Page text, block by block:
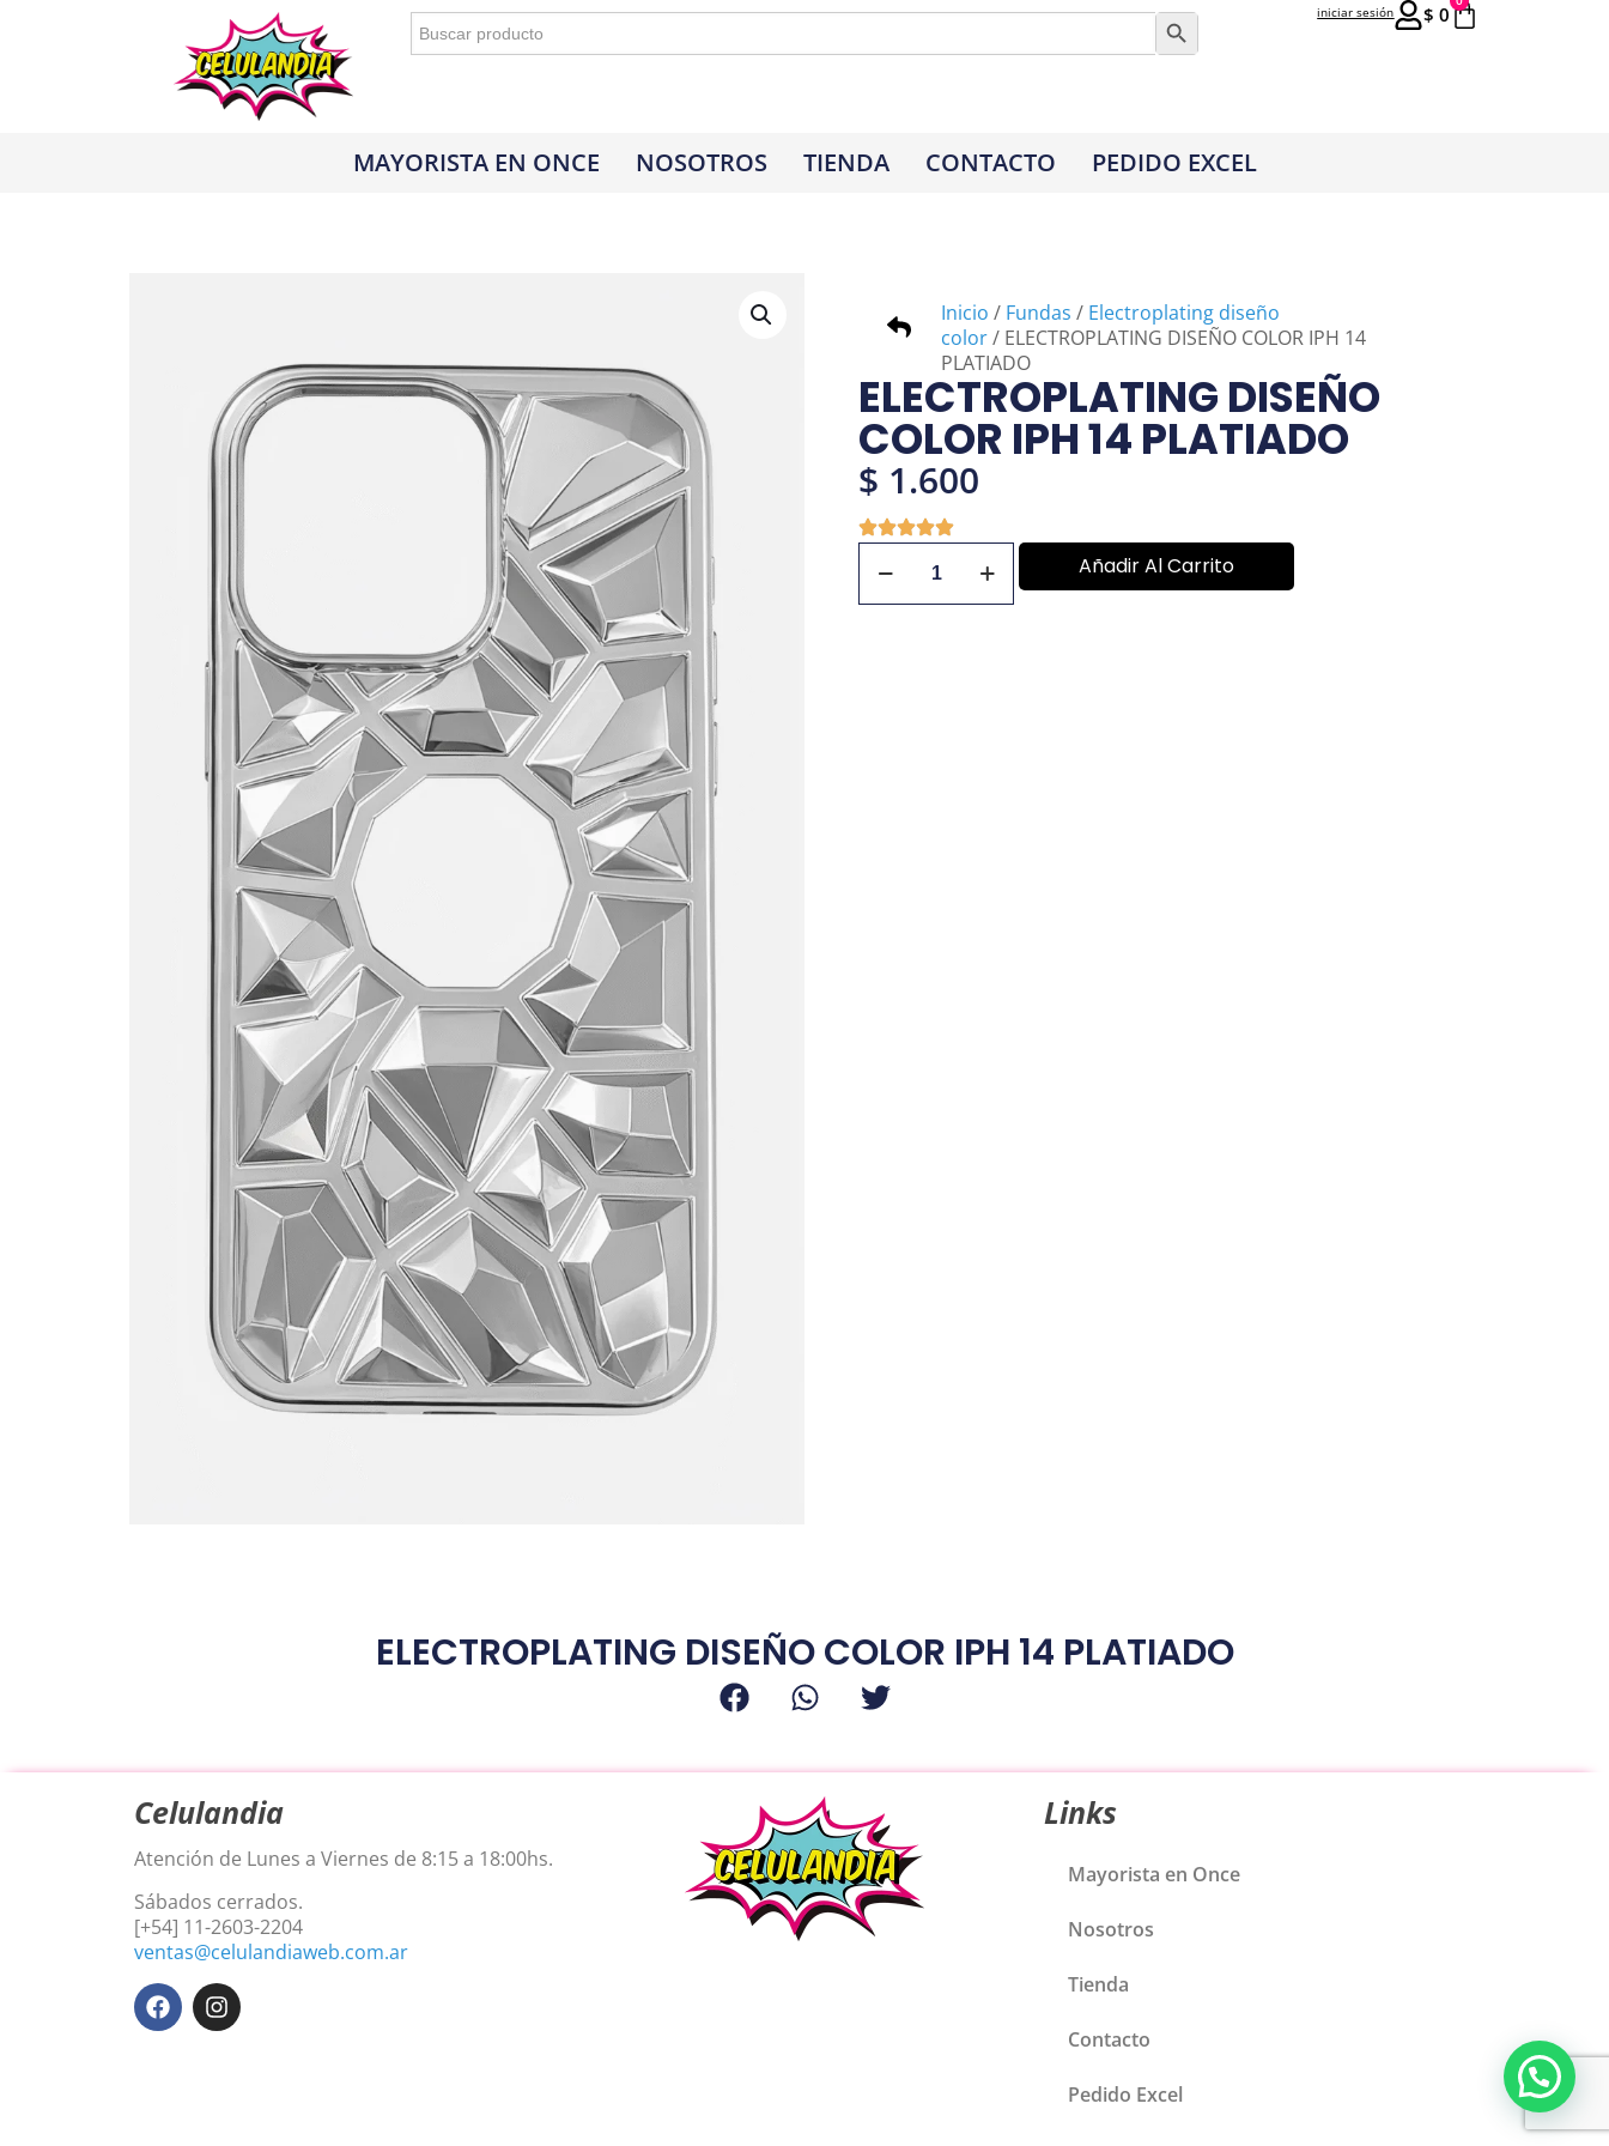
Buscar: Botón de búsqueda
$ 0
iniciar sesión
MAYORISTA EN ONCE NOSOTROS TIENDA CONTACTO PEDIDO EXCEL
Inicio / Fundas / Electroplating diseño
color/ ELECTROPLATING DISEÑO COLOR IPH 14
PLATIADO
ELECTROPLATING DISEÑO
COLOR IPH 14 PLATIADO
$ 1.600
Añadir Al Carrito
ELECTROPLATING DISEÑO COLOR IPH 14 PLATIADO
Celulandia
Atención de Lunes a Viernes de 8:15 a 18:00hs.
Sábados cerrados.
[+54] 11-2603-2204
ventas@celulandiaweb.com.ar
Links
Mayorista en Once
Nosotros
Tienda
Contacto
Pedido Excel
NO armes tu carrito si no estás logueado,
no podrás realizar tu compra. Pulsa
aceptar para dirigirte a la página de login.